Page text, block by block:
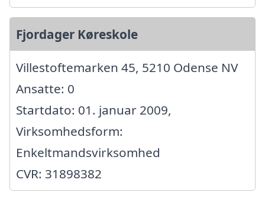
Fjordager Køreskole
Villestoftemarken 45, 5210 Odense NV
Ansatte: 0
Startdato: 01. januar 2009,
Virksomhedsform:
Enkeltmandsvirksomhed
CVR: 31898382